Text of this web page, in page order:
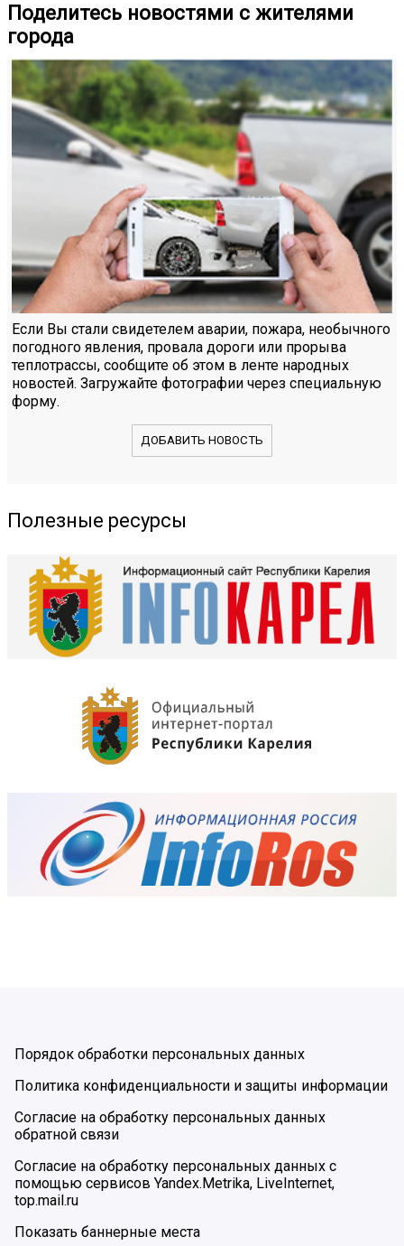
Поделитесь новостями с жителями
города
Если Вы стали свидетелем аварии, пожара, необычного
погодного явления, провала дороги или прорыва
теплотрассы, сообщите об этом в ленте народных
новостей. Загружайте фотографии через специальную
форму.
ДОБАВИТЬ НОВОСТЬ
Полезные ресурсы
Порядок обработки персональных данных
Политика конфиденциальности и защиты информации
Согласие на обработку персональных данных
обратной связи
Согласие на обработку персональных данных с
помощью сервисов Yandex.Metrika, LiveInternet,
top.mail.ru
Показать баннерные места